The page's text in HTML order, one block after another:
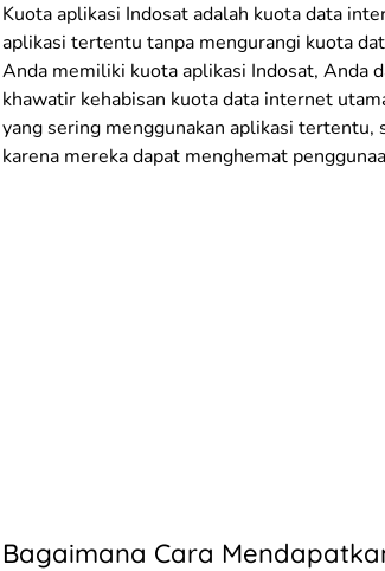
Kuota aplikasi Indosat adalah kuota data
aplikasi tertentu tanpa mengurangi kuota
Anda memiliki kuota aplikasi Indosat, Anda
khawatir kehabisan kuota data internet
yang sering menggunakan aplikasi
karena mereka dapat menghemat
Bagaimana Cara